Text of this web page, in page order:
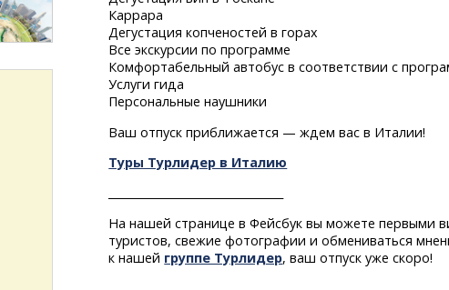
Каррара
Дегустация копченостей в горах
Все экскурсии по программе
Комфортабельный автобус в соответствии с
Услуги гида
Персональные наушники
Ваш отпуск приближается — ждем вас в Италии!
Туры Турлидер в Италию
На нашей странице в Фейсбук вы можете первыми
туристов, свежие фотографии и обмениваться
к нашей группе Турлидер, ваш отпуск уже скоро!